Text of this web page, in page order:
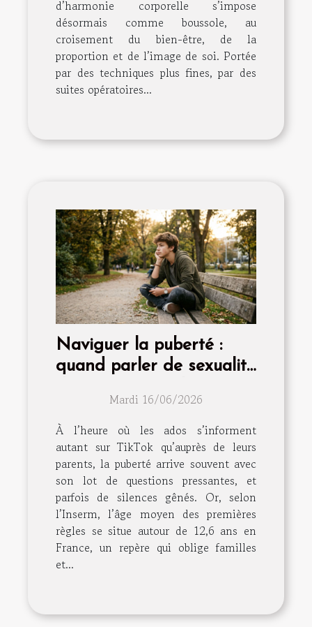
d’harmonie corporelle s’impose
désormais comme boussole, au
croisement du bien-être, de la
proportion et de l’image de soi. Portée
par des techniques plus fines, par des
suites opératoires...
Naviguer la puberté :
quand parler de sexualité
Mardi 16/06/2026
À l’heure où les ados s’informent
autant sur TikTok qu’auprès de leurs
parents, la puberté arrive souvent avec
son lot de questions pressantes, et
parfois de silences gênés. Or, selon
l’Inserm, l’âge moyen des premières
règles se situe autour de 12,6 ans en
France, un repère qui oblige familles
et...